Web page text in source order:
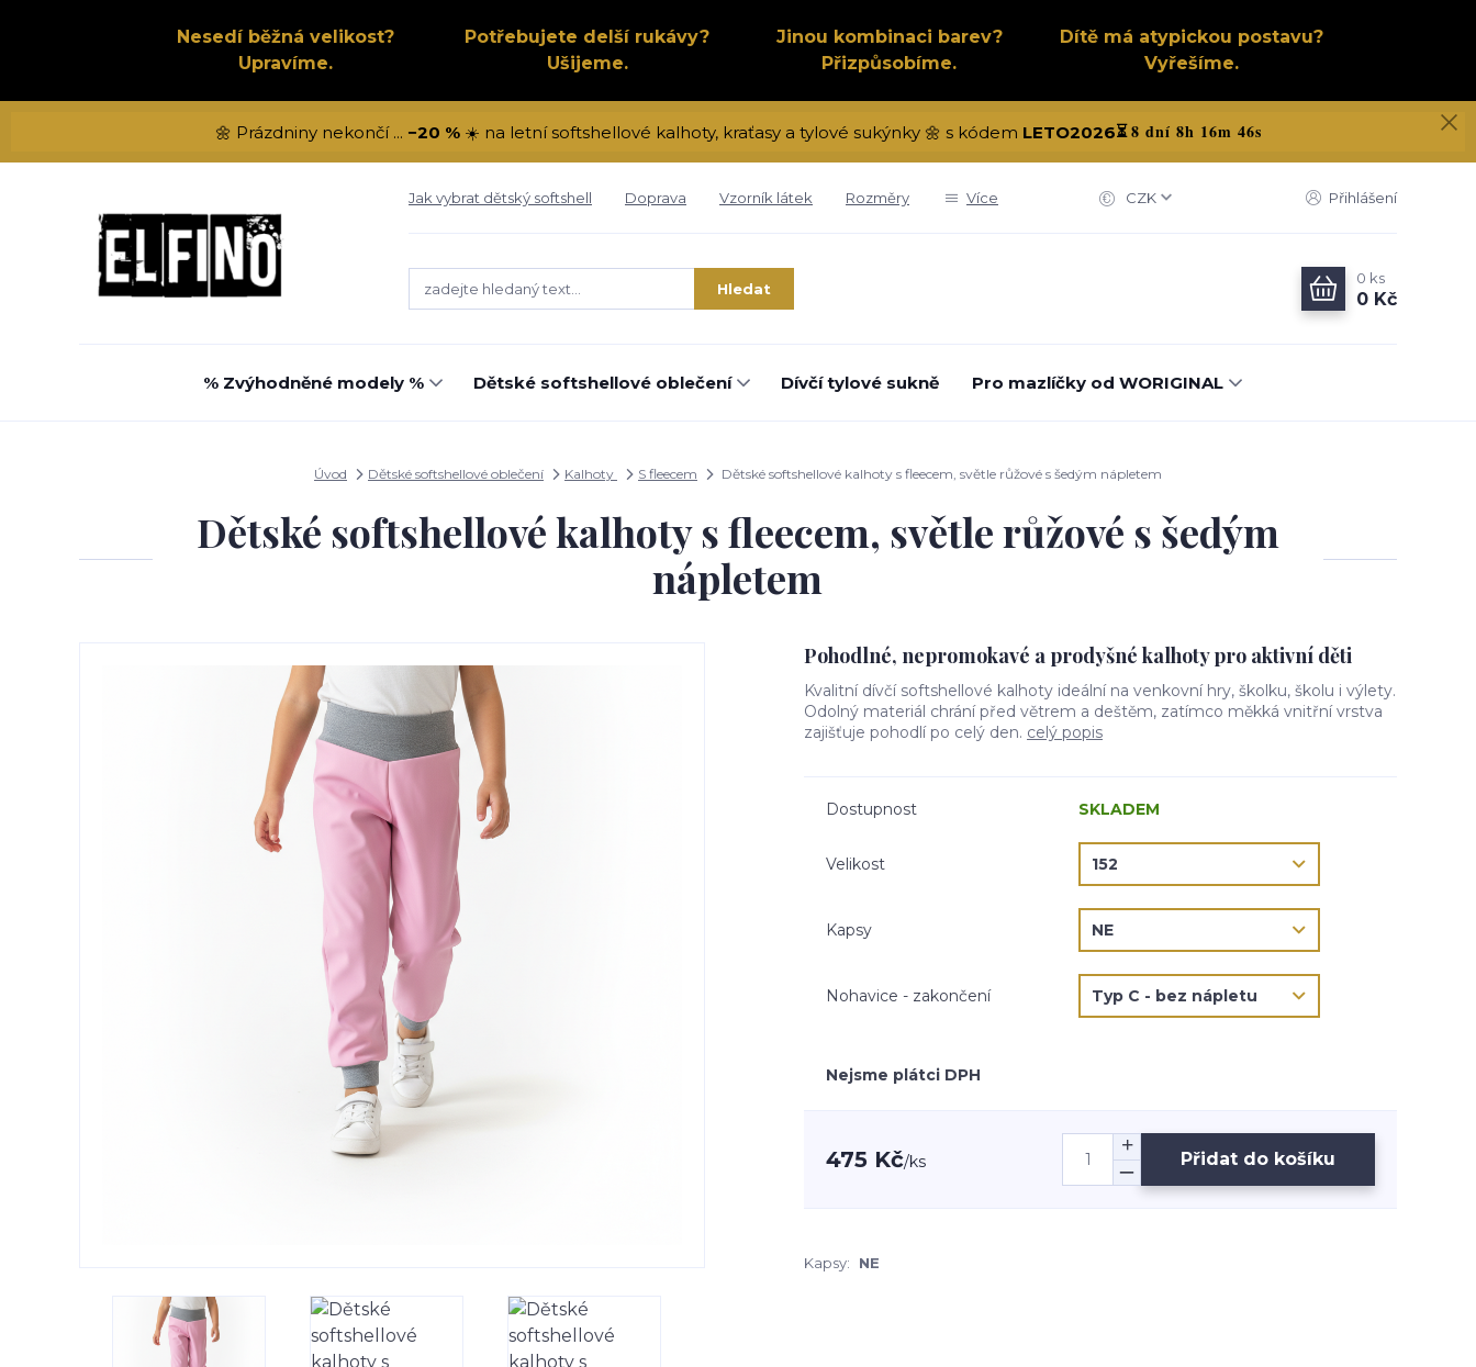
Nesedí běžná velikost?
Upravíme.
Potřebujete delší rukávy?
Ušijeme.
Jinou kombinaci barev?
Přizpůsobíme.
Dítě má atypickou postavu?
Vyřešíme.
🌼 Prázdniny nekončí ... −20 %☀️ na letní softshellové kalhoty, kraťasy a tylové sukýnky 🌼 s kódem LETO2026⏳8 dní 8h 16m 45s
Jak vybrat dětský softshell Doprava Vzorník látek Rozměry Více CZK Přihlášení
Hledat
0 ks
0 Kč
% Zvýhodněné modely % Dětské softshellové oblečení Dívčí tylové sukně Pro mazlíčky od WORIGINAL
Úvod Dětské softshellové oblečení Kalhoty S fleecem Dětské softshellové kalhoty s fleecem, světle růžové s šedým nápletem
Dětské softshellové kalhoty s fleecem, světle růžové s šedým
nápletem
Pohodlné, nepromokavé a prodyšné kalhoty pro aktivní děti
Kvalitní dívčí softshellové kalhoty ideální na venkovní hry, školku, školu i výlety.
Odolný materiál chrání před větrem a deštěm, zatímco měkká vnitřní vrstva
zajišťuje pohodlí po celý den. celý popis
Dostupnost SKLADEM
Velikost
Kapsy
Nohavice - zakončení
Nejsme plátci DPH
475 Kč/ks Přidat do košíku
Kapsy: NE